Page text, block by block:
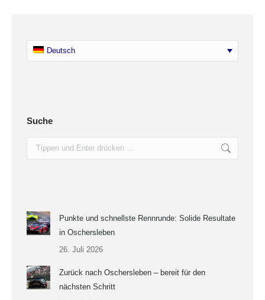
Deutsch
Suche
Search:
Punkte und schnellste Rennrunde: Solide Resultate
in Oschersleben
26. Juli 2026
Zurück nach Oschersleben – bereit für den
nächsten Schritt